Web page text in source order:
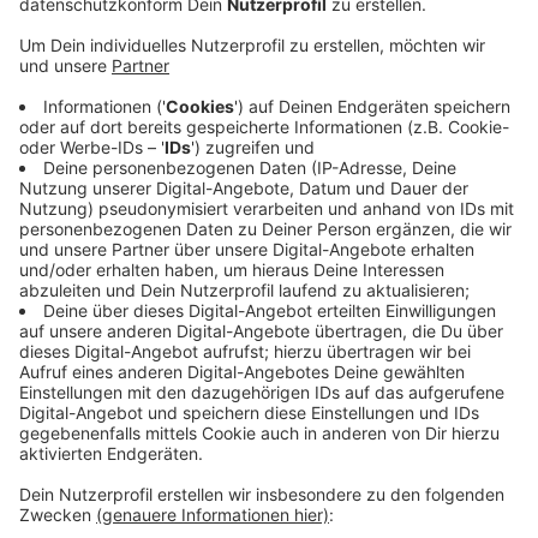
die Touristiker aus den Baumbergen.
Veröffentlicht: Freitag, 26.01.2024 10:06
Anzeige
Viele Messebesucher zeigten Interesse an der neu
gestalteten Radwanderroute zwischen den fünf
Baumberge-Orten und signalisierten diese mal
besuchen zu wollen. Die grüne Woche - eine der
weltgrößten Messen für Ernährung und
Landwirtschaft - geht noch bis Sonntag. Mehr zur
MesseHIER. Mehr zur SandsteinrouteHIER.